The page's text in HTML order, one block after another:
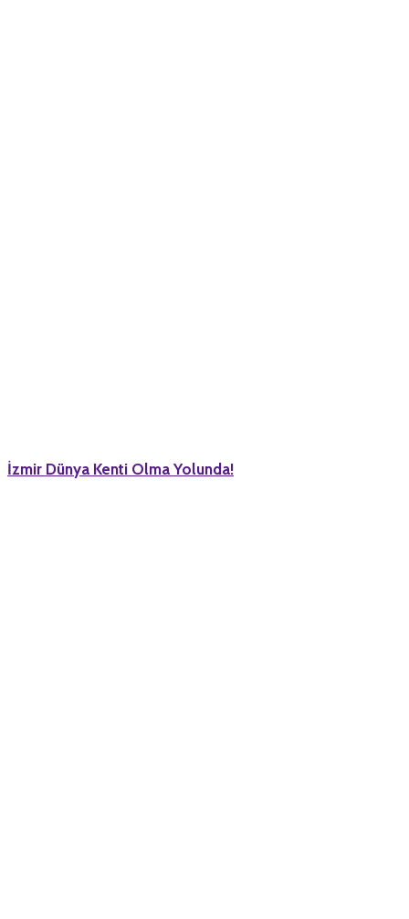
İzmir Dünya Kenti Olma Yolunda!